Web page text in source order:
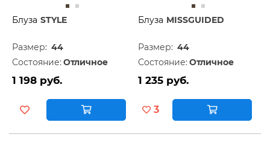
Блуза STYLE
Размер: 44
Состояние: Отличное
1 198 руб.
Блуза MISSGUIDED
Размер: 44
Состояние: Отличное
1 235 руб.
3